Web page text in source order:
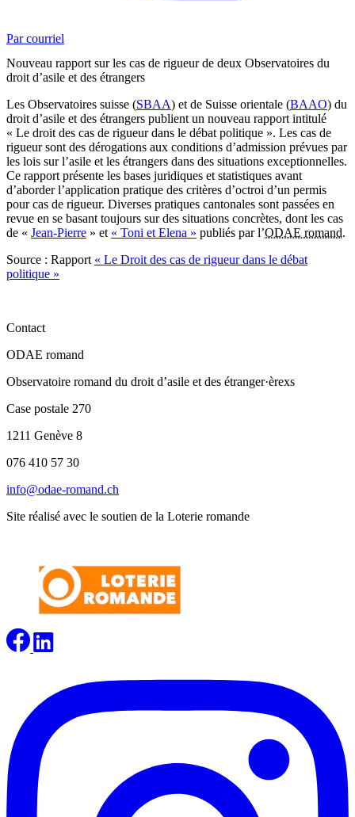
Par courriel
Nouveau rapport sur les cas de rigueur de deux Observatoires du
droit d’asile et des étrangers
Les Observatoires suisse (SBAA) et de Suisse orientale (BAAO) du
droit d’asile et des étrangers publient un nouveau rapport intitulé
« Le droit des cas de rigueur dans le débat politique ». Les cas de
rigueur sont des dérogations aux conditions d’admission prévues par
les lois sur l’asile et les étrangers dans des situations exceptionnelles.
Ce rapport présente les bases juridiques et statistiques avant
d’aborder l’application pratique des critères d’octroi d’un permis
pour cas de rigueur. Diverses pratiques cantonales sont passées en
revue en se basant toujours sur des situations concrètes, dont les cas
de « Jean-Pierre » et « Toni et Elena » publiés par l’ODAE romand.
Source : Rapport « Le Droit des cas de rigueur dans le débat
politique »
Contact
ODAE romand
Observatoire romand du droit d’asile et des étranger·èrexs
Case postale 270
1211 Genève 8
076 410 57 30
info@odae-romand.ch
Site réalisé avec le soutien de la Loterie romande